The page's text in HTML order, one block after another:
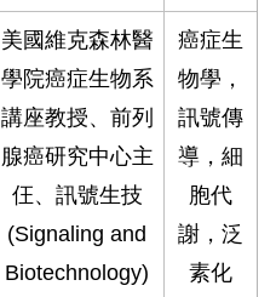
美國維克森林醫
學院癌症生物系
講座教授、前列
腺癌研究中心主
仼、訊號生技
(Signaling and
Biotechnology)
癌症生
物學，
訊號傳
導，細
胞代
謝，泛
素化